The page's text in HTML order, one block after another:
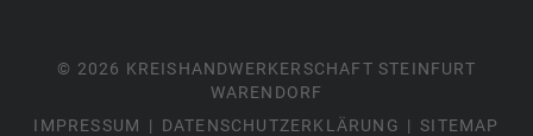
© 2026 KREISHANDWERKERSCHAFT STEINFURT
WARENDORF
IMPRESSUM
DATENSCHUTZERKLÄRUNG SITEMAP